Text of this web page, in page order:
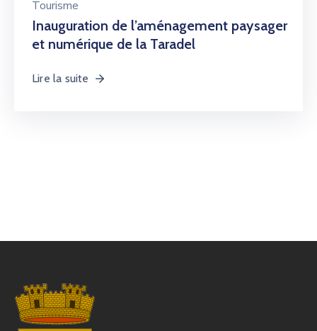
Tourisme
Inauguration de l’aménagement paysager
et numérique de la Taradel
Lire la suite